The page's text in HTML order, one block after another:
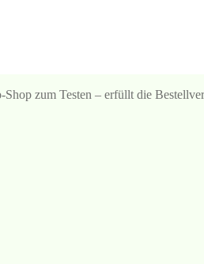
zum Testen – erfüllt die